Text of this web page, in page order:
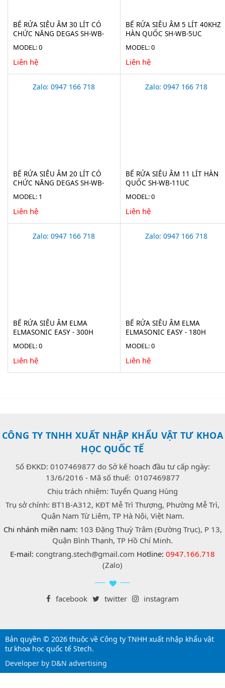
BỂ RỬA SIÊU ÂM 30 LÍT CÓ
CHỨC NĂNG DEGAS SH-WB-
MODEL: 0
Liên hệ
BỂ RỬA SIÊU ÂM 5 LÍT 40KHZ
HÀN QUỐC SH-WB-5UC
MODEL: 0
Liên hệ
Zalo: 0947 166 718
BỂ RỬA SIÊU ÂM 20 LÍT CÓ
CHỨC NĂNG DEGAS SH-WB-
MODEL: 1
Liên hệ
Zalo: 0947 166 718
BỂ RỬA SIÊU ÂM 11 LÍT HÀN
QUỐC SH-WB-11UC
MODEL: 0
Liên hệ
Zalo: 0947 166 718
BỂ RỬA SIÊU ÂM ELMA
ELMASONIC EASY - 300H
MODEL: 0
Liên hệ
Zalo: 0947 166 718
BỂ RỬA SIÊU ÂM ELMA
ELMASONIC EASY - 180H
MODEL: 0
Liên hệ
CÔNG TY TNHH XUẤT NHẬP KHẨU VẬT TƯ KHOA
HỌC QUỐC TẾ
Số ĐKKD: 0107469877 do Sở kế hoạch đầu tư cấp ngày:
13/6/2016 - Mã số thuế: 0107469877
Chịu trách nhiệm: Tuyển Quang Hùng
Trụ sở chính: BT1B-A312, KĐT Mễ Trì Thượng, Phường Mễ Trì,
Quận Nam Từ Liêm, TP Hà Nội, Việt Nam.
Chi nhánh miền nam: 103 Đặng Thuỳ Trâm (Đường Trục), P 13,
Quận Bình Thạnh, TP Hồ Chí Minh.
E-mail: congtrang.stech@gmail.com Hotline: 0947.166.718
(Zalo)
facebook twitter instagram
Bản quyền © 2026 thuộc về Công ty TNHH xuất nhập khẩu vật
tư khoa học quốc tế Stech.
Developer by D&N advertising